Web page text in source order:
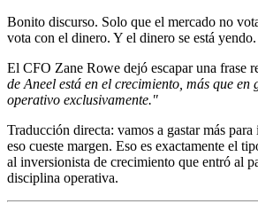
Bonito discurso. Solo que el mercado no
vota con el dinero. Y el dinero se está yendo.
El CFO Zane Rowe dejó escapar una frase
de Aneel está en el crecimiento, más que en
operativo exclusivamente."
Traducción directa: vamos a gastar más para
eso cueste margen. Eso es exactamente el
al inversionista de crecimiento que entró al
disciplina operativa.